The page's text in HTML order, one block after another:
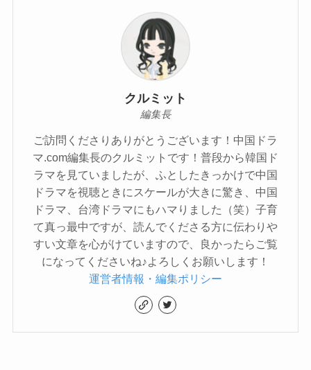
クルミット
編集長
ご訪問くださりありがとうございます！中国ドラ
マ.com編集長のクルミットです！普段から韓国ド
ラマを見ていましたが、ふとしたきっかけで中国
ドラマを視聴ときにスケールが大きに驚き、中国
ドラマ、台湾ドラマにもハマりました（笑）子育
て真っ最中ですが、読んでくださる方に伝わりや
すい文章を心がけていますので、良かったらご覧
になってくださいね♪よろしくお願いします！
運営者情報・編集ポリシー